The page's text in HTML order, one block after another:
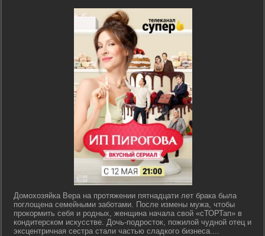
Домохозяйка Вера на протяжении пятнадцати лет брака была
поглощена семейными заботами. После измены мужа, чтобы
прокормить себя и родных, женщина начала свой «сТОРТап» в
кондитерском искусстве. Дочь-подросток, пожилой чудной отец и
эксцентричная сестра стали частью сладкого бизнеса....